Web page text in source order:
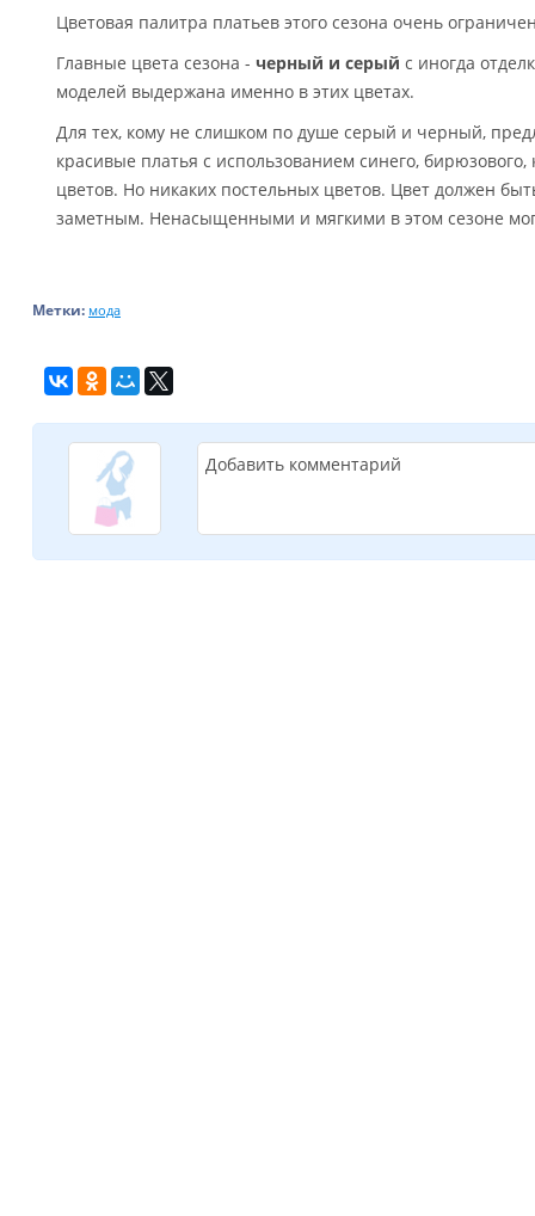
Цветовая палитра платьев этого сезона очень
Главные цвета сезона - черный и серый с иногда
моделей выдержана именно в этих цветах.
Для тех, кому не слишком по душе серый и черный,
красивые платья с использованием синего,
цветов. Но никаких постельных цветов. Цвет должен
заметным. Ненасыщенными и мягкими в этом сезоне
Метки: мода
Добавить комментарий